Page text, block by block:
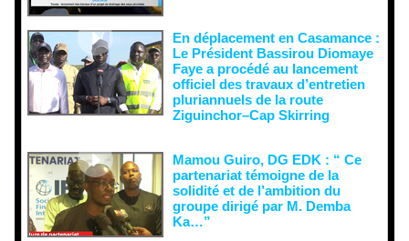
En déplacement en Casamance :
Le Président Bassirou Diomaye
Faye a procédé au lancement
officiel des travaux d’entretien
pluriannuels de la route
Ziguinchor–Cap Skirring
Mamou Guiro, DG EDK : “ Ce
partenariat témoigne de la
solidité et de l’ambition du
groupe dirigé par M. Demba
Ka…”